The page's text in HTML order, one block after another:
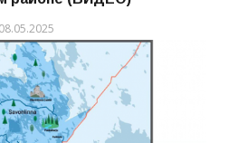
районе (ВИДЕО)